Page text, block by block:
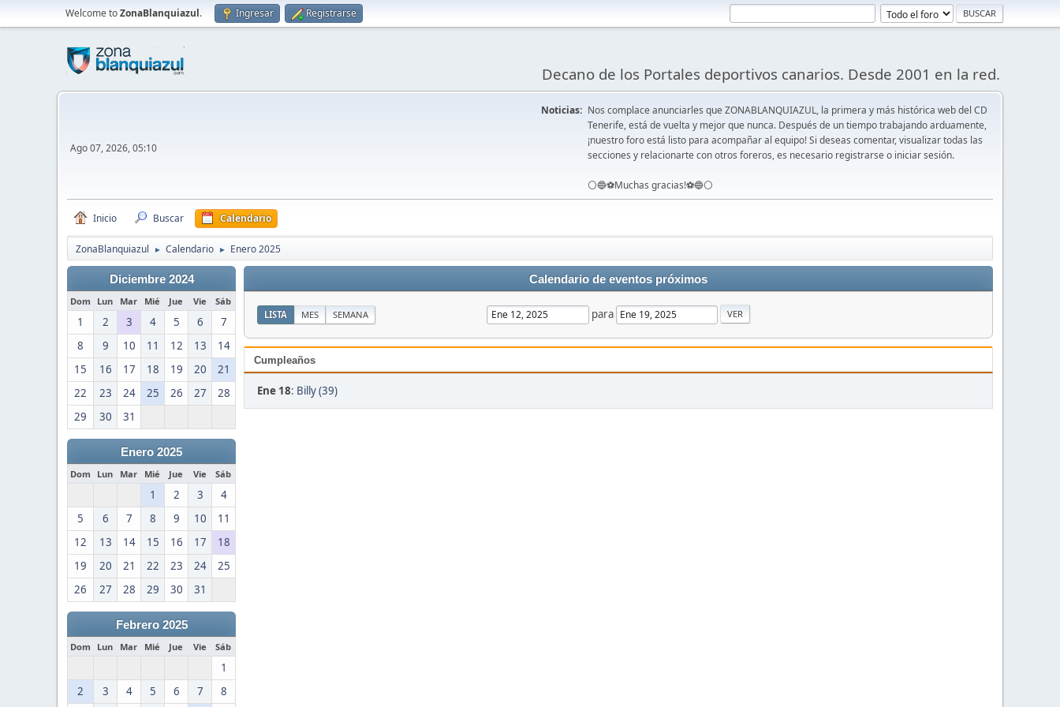
Welcome toZonaBlanquiazul. Ingresar Registrarse
Decano de los Portales deportivos canarios. Desde 2001 en la red.
Ago 07, 2026, 05:10
Noticias: Nos complace anunciarles que ZONABLANQUIAZUL, la primera y más histórica web del CD
Tenerife, está de vuelta y mejor que nunca. Después de un tiempo trabajando arduamente,
¡nuestro foro está listo para acompañar al equipo! Si deseas comentar, visualizar todas las
secciones y relacionarte con otros foreros, es necesario registrarse o iniciar sesión.
⚪️🔵⚽️Muchas gracias!⚽️🔵⚪️
Inicio Buscar Calendario
ZonaBlanquiazul ► Calendario ► Enero 2025
Diciembre 2024
Dom Lun Mar Mié Jue Vie Sáb
1 2 3 4 5 6
7
8
9 10 11 12 13
14
15
16 17 18 19 20
21
22
23 24 25 26 27
28
29
30 31
Enero 2025
Dom Lun Mar Mié Jue Vie Sáb
1 2 3
4
5
6 7 8 9 10
11
12
13 14 15 16 17
18
19
20 21 22 23 24
25
26
27 28 29 30 31
Febrero 2025
Dom Lun Mar Mié Jue Vie Sáb
1
2
3 4 5 6 7 8
Calendario de eventos próximos
LISTA MES SEMANA para
Cumpleaños
Ene 18: Billy (39)